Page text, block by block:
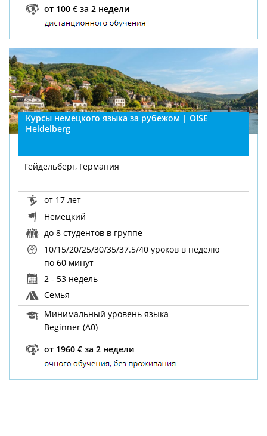
от 100 € за 2 недели
Курсы немецкого языка за рубежом | OISE
Heidelberg
Гейдельберг, Германия
от 17 лет
Немецкий
до 8 студентов в группе
10/15/20/25/30/35/37.5/40 уроков в неделю
по 60 минут
2 - 53 недель
Семья
Минимальный уровень языка
Beginner (A0)
от 1960 € за 2 недели